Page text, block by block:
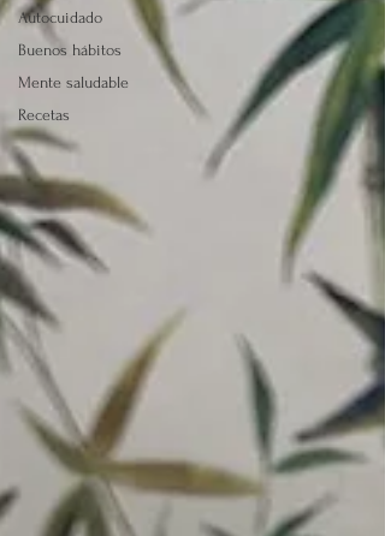
Autocuidado
Buenos hábitos
Mente saludable
Recetas